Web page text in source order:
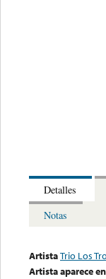
Detalles
Notas
ArtistaTrio Los
Artista aparece